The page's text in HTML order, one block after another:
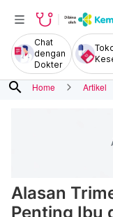
Chat
dengan
Dokter
search Home Artikel
Alasan
Penting Ibu